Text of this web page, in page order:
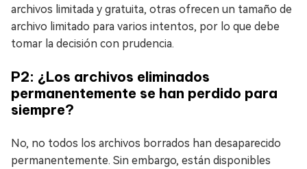
archivos limitada y gratuita, otras ofrecen un tamaño de
archivo limitado para varios intentos, por lo que debe
tomar la decisión con prudencia.
P2: ¿Los archivos eliminados
permanentemente se han perdido para
siempre?
No, no todos los archivos borrados han desaparecido
permanentemente. Sin embargo, están disponibles